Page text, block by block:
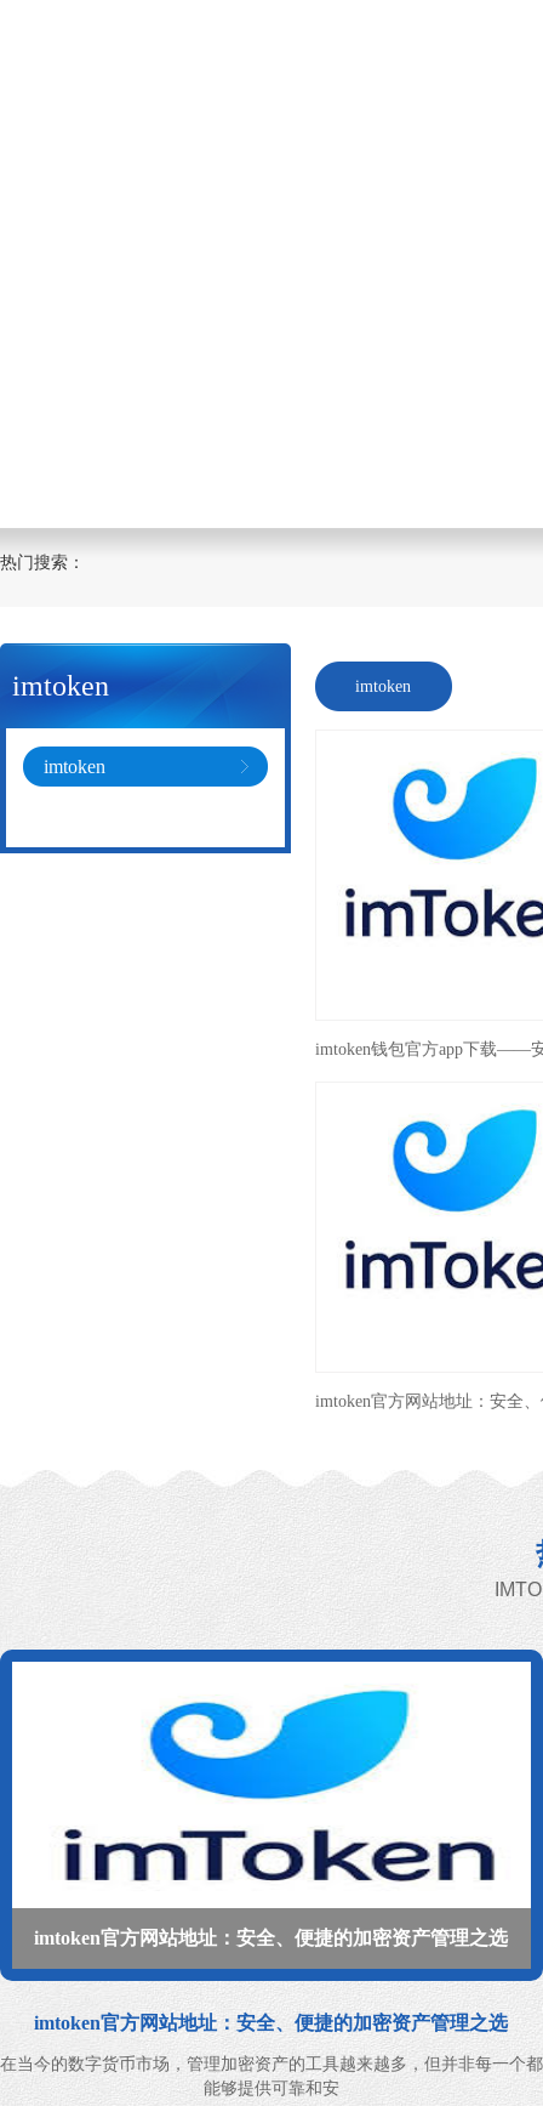
热门搜索：
imtoken
imtoken
imtoken
imtoken官方网站地址：安全、便捷的加密资产管理之选
imtoken官方网站地址：安全、便捷的加密资产管理之选
在当今的数字货币市场，管理加密资产的工具越来越多，但并非每一个都
能够提供可靠和安